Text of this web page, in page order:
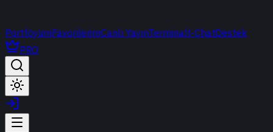
PortföyümFavorilerimCanlı YayınTerminalt-ChatDestek
PRO